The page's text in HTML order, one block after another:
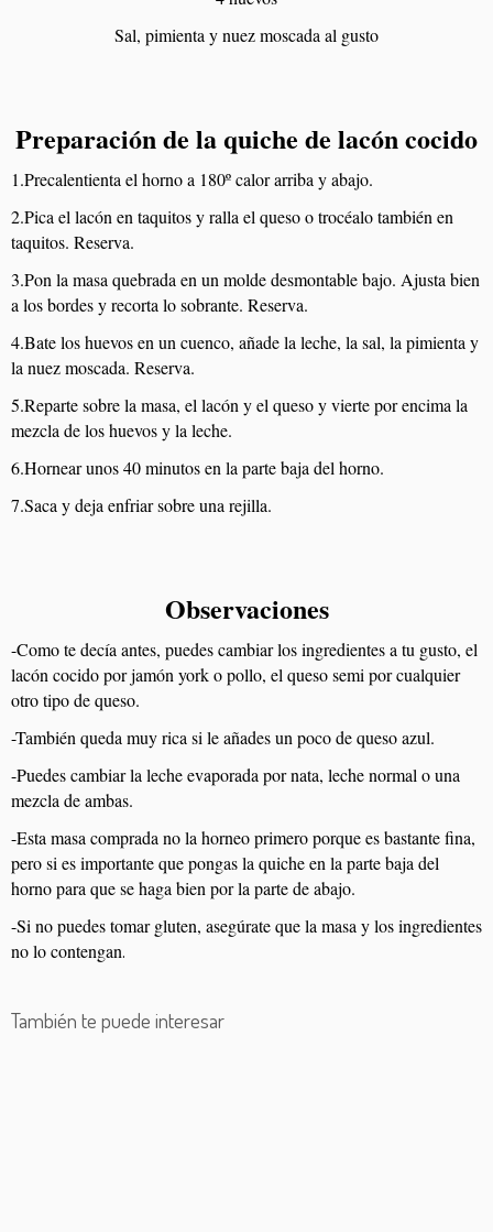
Sal, pimienta y nuez moscada al gusto
Preparación de la quiche de lacón cocido
1.Precalentienta el horno a 180º calor arriba y abajo.
2.Pica el lacón en taquitos y ralla el queso o trocéalo también en
taquitos. Reserva.
3.Pon la masa quebrada en un molde desmontable bajo. Ajusta bien
a los bordes y recorta lo sobrante. Reserva.
4.Bate los huevos en un cuenco, añade la leche, la sal, la pimienta y
la nuez moscada. Reserva.
5.Reparte sobre la masa, el lacón y el queso y vierte por encima la
mezcla de los huevos y la leche.
6.Hornear unos 40 minutos en la parte baja del horno.
7.Saca y deja enfriar sobre una rejilla.
Observaciones
-Como te decía antes, puedes cambiar los ingredientes a tu gusto, el
lacón cocido por jamón york o pollo, el queso semi por cualquier
otro tipo de queso.
-También queda muy rica si le añades un poco de queso azul.
-Puedes cambiar la leche evaporada por nata, leche normal o una
mezcla de ambas.
-Esta masa comprada no la horneo primero porque es bastante fina,
pero si es importante que pongas la quiche en la parte baja del
horno para que se haga bien por la parte de abajo.
-Si no puedes tomar gluten, asegúrate que la masa y los ingredientes
no lo contengan.
También te puede interesar